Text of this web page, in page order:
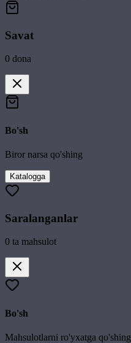
Savat
0 dona
Bo'sh
Biror narsa qo'shing
Katalogga
Saralanganlar
0 ta mahsulot
Bo'sh
Mahsulotlarni ro'yxatga qo'shing